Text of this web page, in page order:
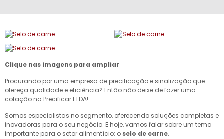
Clique nas imagens para ampliar
Procurando por uma empresa de precificação e sinalização que
ofereça qualidade e eficiência? Então não deixe de fazer uma
cotação na Precificar LTDA!
Somos especialistas no segmento, oferecendo soluções completas e
inovadoras para o seu negócio. E hoje, vamos falar sobre um tema
importante para o setor alimentício: o selo de carne.